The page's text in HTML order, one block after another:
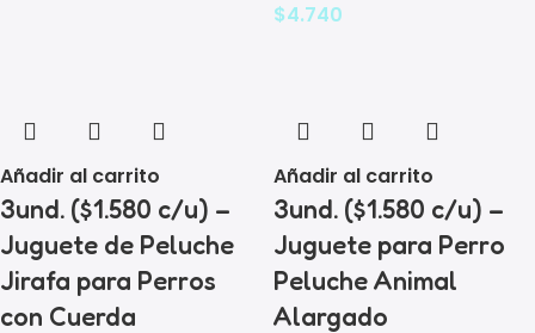
$4.740
Añadir al carrito
3und. ($1.580 c/u) –
Juguete de Peluche
Jirafa para Perros
con Cuerda
Añadir al carrito
3und. ($1.580 c/u) –
Juguete para Perro
Peluche Animal
Alargado